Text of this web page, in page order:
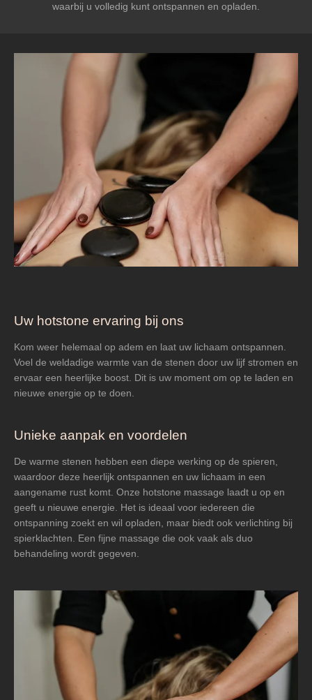
waarbij u volledig kunt ontspannen en opladen.
Uw hotstone ervaring bij ons
Kom weer helemaal op adem en laat uw lichaam ontspannen.
Voel de weldadige warmte van de stenen door uw lijf stromen en
ervaar een heerlijke boost. Dit is uw moment om op te laden en
nieuwe energie op te doen.
Unieke aanpak en voordelen
De warme stenen hebben een diepe werking op de spieren,
waardoor deze heerlijk ontspannen en uw lichaam in een
aangename rust komt. Onze hotstone massage laadt u op en
geeft u nieuwe energie. Het is ideaal voor iedereen die
ontspanning zoekt en wil opladen, maar biedt ook verlichting bij
spierklachten. Een fijne massage die ook vaak als duo
behandeling wordt gegeven.